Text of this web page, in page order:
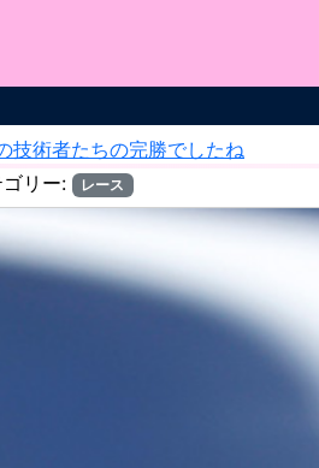
技術者たちの完勝でしたね
リー: レース